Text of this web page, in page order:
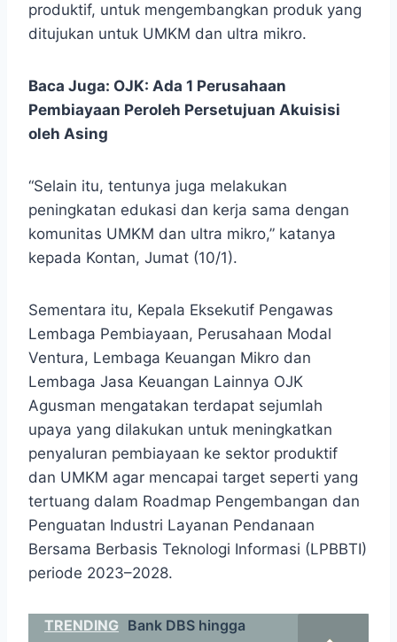
produktif, untuk mengembangkan produk yang
ditujukan untuk UMKM dan ultra mikro.
Baca Juga: OJK: Ada 1 Perusahaan
Pembiayaan Peroleh Persetujuan Akuisisi
oleh Asing
“Selain itu, tentunya juga melakukan
peningkatan edukasi dan kerja sama dengan
komunitas UMKM dan ultra mikro,” katanya
kepada Kontan, Jumat (10/1).
Sementara itu, Kepala Eksekutif Pengawas
Lembaga Pembiayaan, Perusahaan Modal
Ventura, Lembaga Keuangan Mikro dan
Lembaga Jasa Keuangan Lainnya OJK
Agusman mengatakan terdapat sejumlah
upaya yang dilakukan untuk meningkatkan
penyaluran pembiayaan ke sektor produktif
dan UMKM agar mencapai target seperti yang
tertuang dalam Roadmap Pengembangan dan
Penguatan Industri Layanan Pendanaan
Bersama Berbasis Teknologi Informasi (LPBBTI)
periode 2023–2028.
TRENDING Bank DBS hingga